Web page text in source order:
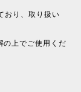
おり、取り扱い
の上でご使用くだ